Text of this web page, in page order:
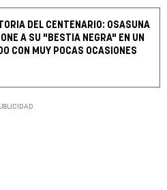
DEL CENTENARIO: OSASUNA
A SU "BESTIA NEGRA" EN UN
CON MUY POCAS OCASIONES